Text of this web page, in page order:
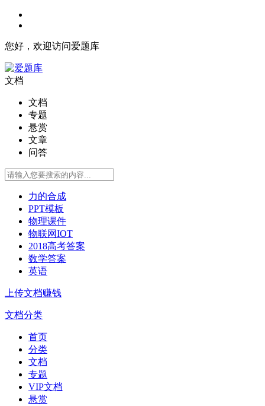
您好，欢迎访问爱题库
文档
文档
专题
悬赏
文章
问答
力的合成
PPT模板
物理课件
物联网IOT
2018高考答案
数学答案
英语
上传文档赚钱
文档分类
首页
分类
文档
专题
VIP文档
悬赏